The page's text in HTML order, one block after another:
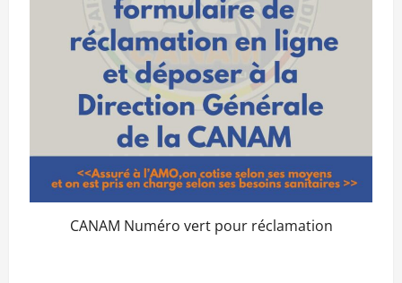
CANAM Numéro vert pour réclamation